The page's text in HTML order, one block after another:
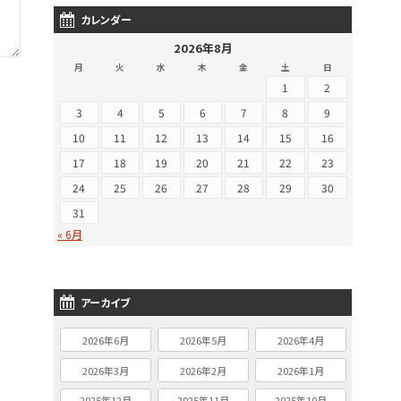
カレンダー
2026年8月
月 火 水 木 金 土 日
1
2
3
4 5 6 7 8
9
10
11 12 13 14 15
16
17
18 19 20 21 22
23
24
25 26 27 28 29
30
31
« 6月
アーカイブ
2026年6月 2026年5月 2026年4月
2026年3月 2026年2月 2026年1月